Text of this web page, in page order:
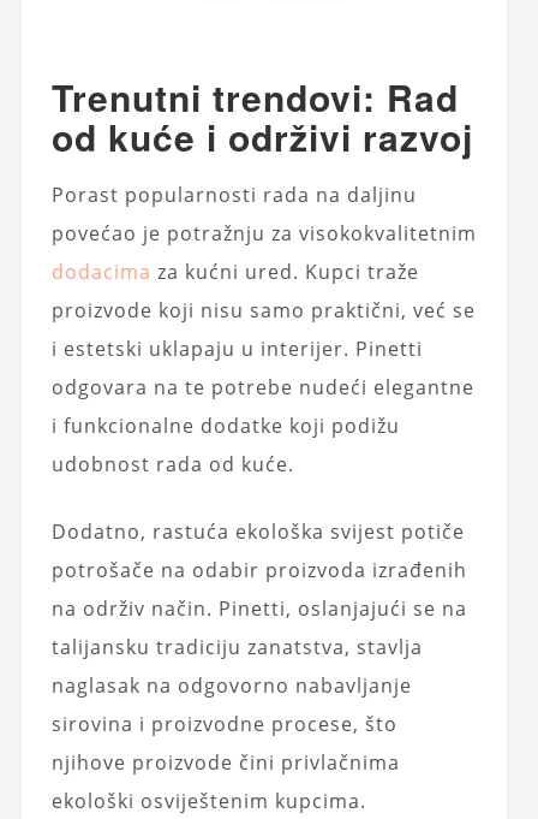
Trenutni trendovi: Rad
od kuće i održivi razvoj
Porast popularnosti rada na daljinu
povećao je potražnju za visokokvalitetnim
dodacima za kućni ured. Kupci traže
proizvode koji nisu samo praktični, već se
i estetski uklapaju u interijer. Pinetti
odgovara na te potrebe nudeći elegantne
i funkcionalne dodatke koji podižu
udobnost rada od kuće.
Dodatno, rastuća ekološka svijest potiče
potrošače na odabir proizvoda izrađenih
na održiv način. Pinetti, oslanjajući se na
talijansku tradiciju zanatstva, stavlja
naglasak na odgovorno nabavljanje
sirovina i proizvodne procese, što
njihove proizvode čini privlačnima
ekološki osviještenim kupcima.